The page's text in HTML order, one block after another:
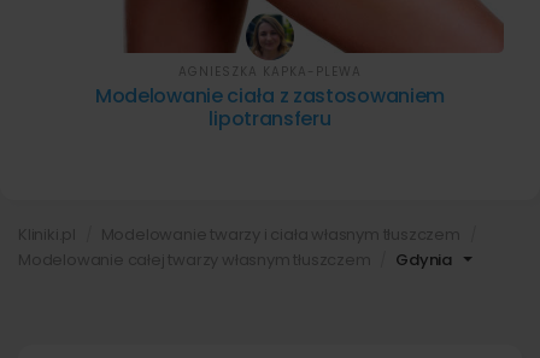
Gdynia
Modelowanie ciała z zastosowaniem
lipotransferu
AGNIESZKA KAPKA-PLEWA